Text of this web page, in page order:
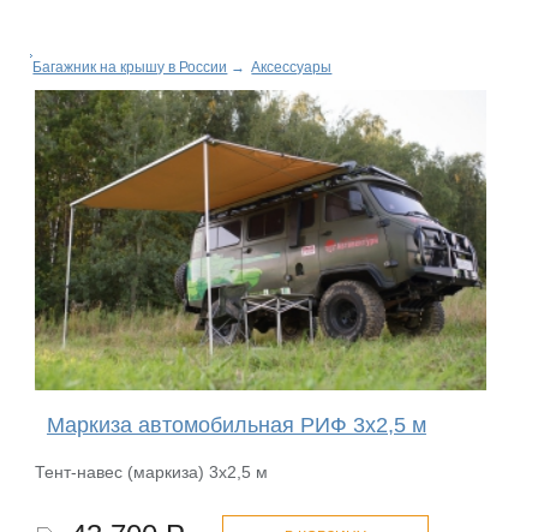
Багажник на крышу в России → Аксессуары
Маркиза автомобильная РИФ 3х2,5 м
Тент-навес (маркиза) 3х2,5 м